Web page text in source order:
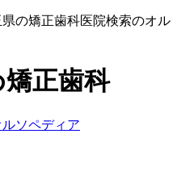
の矯正歯科医院検索のオル
正歯科